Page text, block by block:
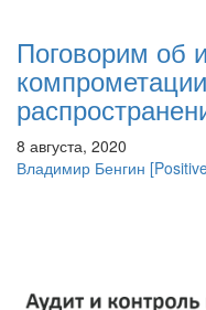
Поговорим об
8 августа, 2020
Владимир Бенгин